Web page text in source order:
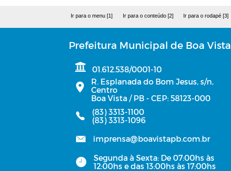
Ir para o menu [1] Ir para o conteúdo [2] Ir para o rodapé [3]
Prefeitura Municipal de Boa Vista
01.612.538/0001-10
R. Esplanada do Bom Jesus, s/n,
Centro
Boa Vista / PB - CEP: 58123-000
(83) 3313-1100
(83) 3313-1096
imprensa@boavistapb.com.br
Segunda à Sexta: De 07:00hs às
12:00hs e das 13:00hs às 17:00hs